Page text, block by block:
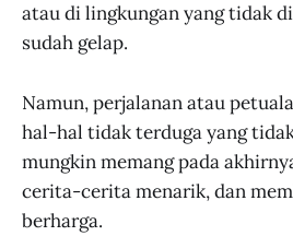
atau di lingkungan yang tidak
sudah gelap.
Namun, perjalanan atau
hal-hal tidak terduga yang
mungkin memang pada
cerita-cerita menarik, dan
berharga.